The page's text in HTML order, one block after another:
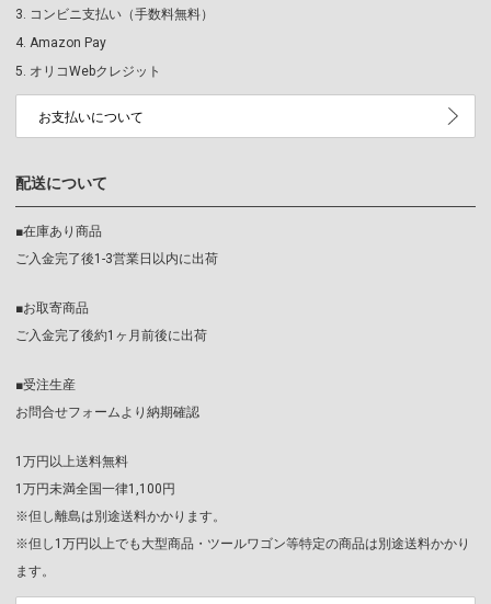
コンビニ支払い（手数料無料）
Amazon Pay
オリコWebクレジット
お支払いについて
配送について
■在庫あり商品
ご入金完了後1-3営業日以内に出荷
■お取寄商品
ご入金完了後約1ヶ月前後に出荷
■受注生産
お問合せフォームより納期確認
1万円以上送料無料
1万円未満全国一律1,100円
※但し離島は別途送料かかります。
※但し1万円以上でも大型商品・ツールワゴン等特定の商品は別途送料かかり
ます。